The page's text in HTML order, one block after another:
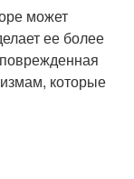
может
ее более
которые